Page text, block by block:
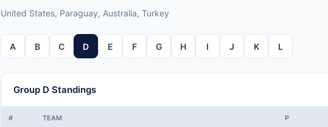
United States, Paraguay, Australia, Turkey
A B C D E F G H I J K L
Group D Standings
# TEAM P